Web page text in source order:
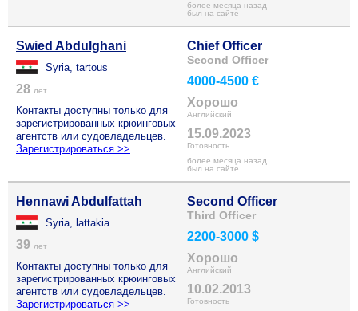
более месяца назад
был на сайте
Swied Abdulghani
Syria, tartous
28 лет
Контакты доступны только для
зарегистрированных крюинговых
агентств или судовладельцев.
Зарегистрироваться >>
Chief Officer
Second Officer
4000-4500 €
Хорошо
Английский
15.09.2023
Готовность
более месяца назад
был на сайте
Hennawi Abdulfattah
Syria, lattakia
39 лет
Контакты доступны только для
зарегистрированных крюинговых
агентств или судовладельцев.
Зарегистрироваться >>
Second Officer
Third Officer
2200-3000 $
Хорошо
Английский
10.02.2013
Готовность